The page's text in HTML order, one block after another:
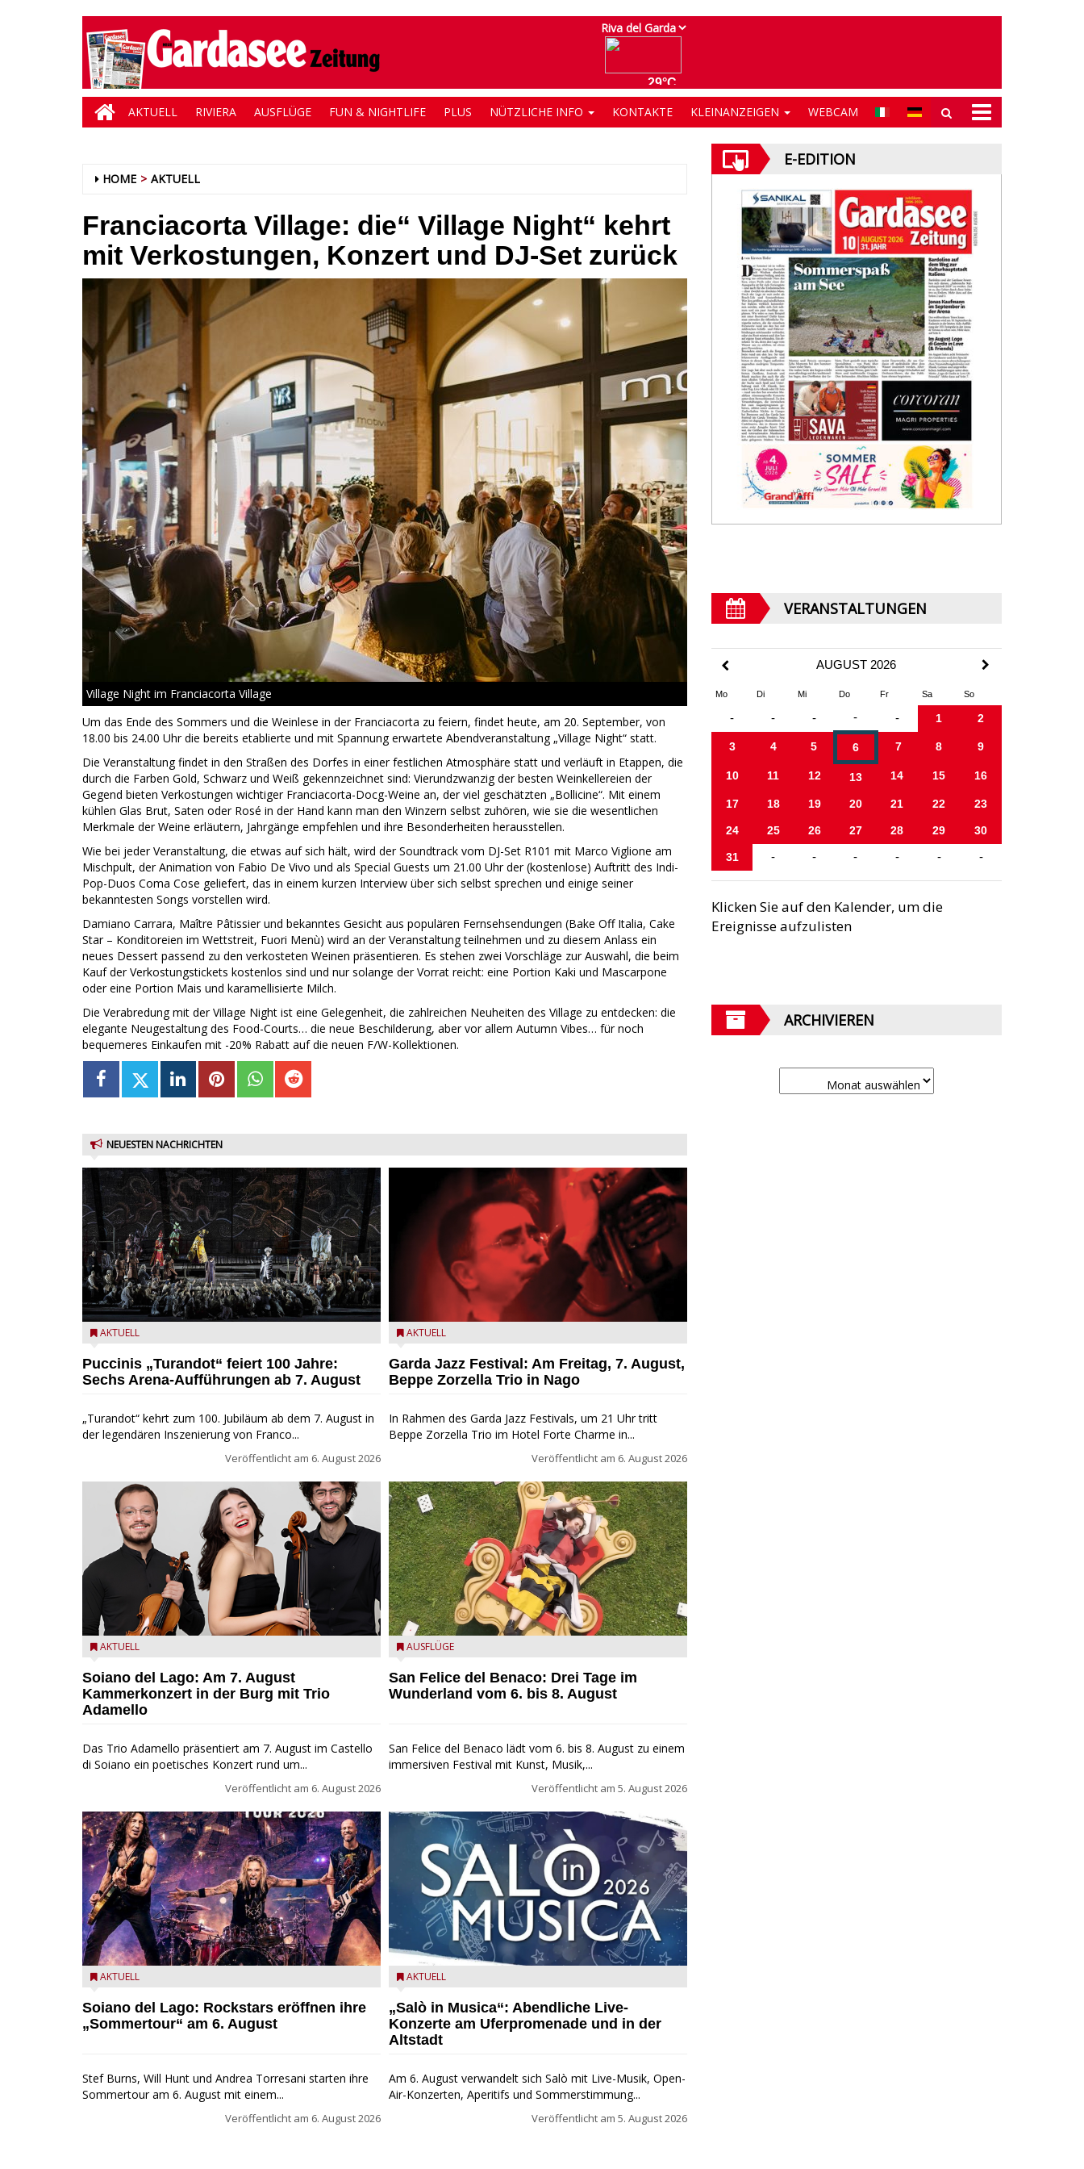
AKTUELL RIVIERA AUSFLÜGE FUN & NIGHTLIFE PLUS NÜTZLICHE INFO KONTAKTE KLEINANZEIGEN WEBCAM
HOME AKTUELL
Franciacorta Village: die“ Village Night“ kehrt
mit Verkostungen, Konzert und DJ-Set zurück
Village Night im Franciacorta Village
Um das Ende des Sommers und die Weinlese in der Franciacorta zu feiern, findet heute, am 20. September, von
18.00 bis 24.00 Uhr die bereits etablierte und mit Spannung erwartete Abendveranstaltung „Village Night“ statt.
Die Veranstaltung findet in den Straßen des Dorfes in einer festlichen Atmosphäre statt und verläuft in Etappen, die
durch die Farben Gold, Schwarz und Weiß gekennzeichnet sind: Vierundzwanzig der besten Weinkellereien der
Gegend bieten Verkostungen wichtiger Franciacorta-Docg-Weine an, der viel geschätzten „Bollicine“. Mit einem
kühlen Glas Brut, Saten oder Rosé in der Hand kann man den Winzern selbst zuhören, wie sie die wesentlichen
Merkmale der Weine erläutern, Jahrgänge empfehlen und ihre Besonderheiten herausstellen.
Wie bei jeder Veranstaltung, die etwas auf sich hält, wird der Soundtrack vom DJ-Set R101 mit Marco Viglione am
Mischpult, der Animation von Fabio De Vivo und als Special Guests um 21.00 Uhr der (kostenlose) Auftritt des Indi-
Pop-Duos Coma Cose geliefert, das in einem kurzen Interview über sich selbst sprechen und einige seiner
bekanntesten Songs vorstellen wird.
Damiano Carrara, Maître Pâtissier und bekanntes Gesicht aus populären Fernsehsendungen (Bake Off Italia, Cake
Star – Konditoreien im Wettstreit, Fuori Menù) wird an der Veranstaltung teilnehmen und zu diesem Anlass ein
neues Dessert passend zu den verkosteten Weinen präsentieren. Es stehen zwei Vorschläge zur Auswahl, die beim
Kauf der Verkostungstickets kostenlos sind und nur solange der Vorrat reicht: eine Portion Kaki und Mascarpone
oder eine Portion Mais und karamellisierte Milch.
Die Verabredung mit der Village Night ist eine Gelegenheit, die zahlreichen Neuheiten des Village zu entdecken: die
elegante Neugestaltung des Food-Courts… die neue Beschilderung, aber vor allem Autumn Vibes… für noch
bequemeres Einkaufen mit -20% Rabatt auf die neuen F/W-Kollektionen.
NEUESTEN NACHRICHTEN
Turandot in der Arena von Verona - Ennevi für
AKTUELL
Puccinis „Turandot“ feiert 100 Jahre:
Sechs Arena-Aufführungen ab 7. August
„Turandot“ kehrt zum 100. Jubiläum ab dem 7. August in
der legendären Inszenierung von Franco...
Veröffentlicht am 6. August 2026
Trio Adamello
AKTUELL
Soiano del Lago: Am 7. August
Kammerkonzert in der Burg mit Trio
Adamello
Das Trio Adamello präsentiert am 7. August im Castello
di Soiano ein poetisches Konzert rund um...
Veröffentlicht am 6. August 2026
Stef Burns, Will Hunt und Andrea Torresani im Summer
AKTUELL
Soiano del Lago: Rockstars eröffnen ihre
„Sommertour“ am 6. August
Stef Burns, Will Hunt und Andrea Torresani starten ihre
Sommertour am 6. August mit einem...
Veröffentlicht am 6. August 2026
Beppe Zorzella Trio zu Gast beim Garda Jazz Festival
AKTUELL
Garda Jazz Festival: Am Freitag, 7. August,
Beppe Zorzella Trio in Nago
In Rahmen des Garda Jazz Festivals, um 21 Uhr tritt
Beppe Zorzella Trio im Hotel Forte Charme in...
Veröffentlicht am 6. August 2026
San Felice del Benaco: Drei Tage im Wunderland
AUSFLÜGE
San Felice del Benaco: Drei Tage im
Wunderland vom 6. bis 8. August
San Felice del Benaco lädt vom 6. bis 8. August zu einem
immersiven Festival mit Kunst, Musik,...
Veröffentlicht am 5. August 2026
Salò in Musica 2026
AKTUELL
„Salò in Musica“: Abendliche Live-
Konzerte am Uferpromenade und in der
Altstadt
Am 6. August verwandelt sich Salò mit Live-Musik, Open-
Air-Konzerten, Aperitifs und Sommerstimmung...
Veröffentlicht am 5. August 2026
E-EDITION
VERANSTALTUNGEN
AUGUST 2026
Mo Di Mi Do Fr Sa So
- - - - - 1 2
3 4 5 6 7 8 9
10 11 12 13 14 15 16
17 18 19 20 21 22 23
24 25 26 27 28 29 30
31 - - - - - -
Klicken Sie auf den Kalender, um die
Ereignisse aufzulisten
ARCHIVIEREN